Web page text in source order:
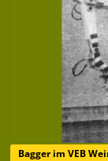
Bagger im VEB